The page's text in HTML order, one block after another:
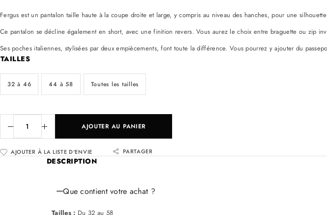
Fergus est un pantalon taille haute à la coupe droite et large, y compris au niveau des hanches, pour une
Ce pantalon se décline également en short, avec une finition revers. Vous aurez le choix entre braguette ou zip
Ses poches italiennes, stylisées par deux empiècements, font toute la différence. Vous pourrez y ajouter du
TAILLES
32 à 46 44 à 58 Toutes les tailles
AJOUTER AU PANIER
AJOUTER À LA LISTE D'ENVIE PARTAGER
DESCRIPTION
Que contient votre achat ?
Tailles : Du 32 au 58